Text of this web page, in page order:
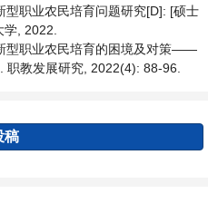
型职业农民培育问题研究[D]: [硕士
, 2022.
型职业农民培育的困境及对策——
职教发展研究, 2022(4): 88-96.
稿